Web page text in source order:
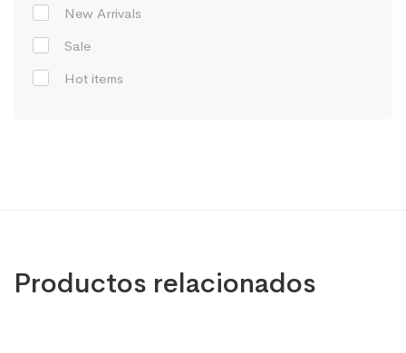
New Arrivals
Sale
Hot items
Productos relacionados